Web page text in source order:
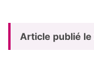
Article publié le